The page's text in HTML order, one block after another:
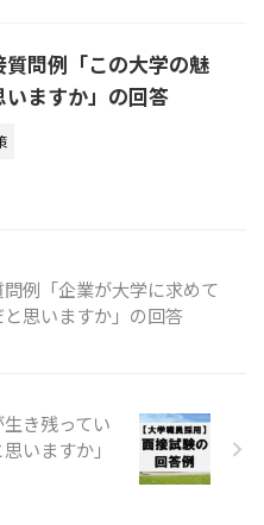
質問例「この大学の魅
いますか」の回答
例「企業が大学に求めて
思いますか」の回答
き残ってい
いますか」